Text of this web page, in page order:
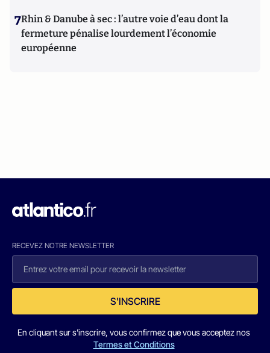
7Rhin & Danube à sec : l’autre voie d’eau dont la
fermeture pénalise lourdement l’économie
européenne
RECEVEZ NOTRE NEWSLETTER
S'INSCRIRE
En cliquant sur s'inscrire, vous confirmez que vous acceptez nos
Termes et Conditions